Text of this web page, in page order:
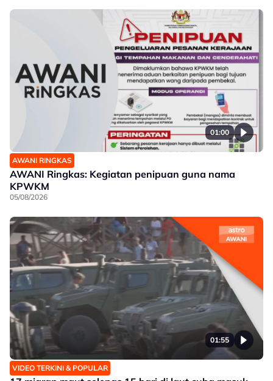
01:00
AWANI RINGKAS
AWANI Ringkas: Kegiatan penipuan guna nama
KPWKM
05/08/2026
01:55
VIDEO TERKINI & POPULAR